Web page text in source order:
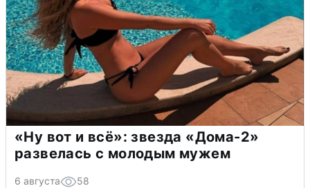
«Ну вот и всё»: звезда «Дома-2»
развелась с молодым мужем
6 августа 58